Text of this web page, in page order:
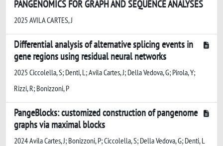
PANGENOMICS FOR GRAPH AND SEQUENCE ANALYSES
2025 AVILA CARTES, J
Differential analysis of alternative splicing events in
gene regions using residual neural networks
2025 Ciccolella, S; Denti, L; Avila Cartes, J; Della Vedova, G; Pirola, Y;
Rizzi, R; Bonizzoni, P
PangeBlocks: customized construction of pangenome
graphs via maximal blocks
2024 Avila Cartes, J; Bonizzoni, P; Ciccolella, S; Della Vedova, G; Denti, L